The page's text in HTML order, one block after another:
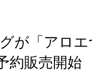
が「アロ
約販売開始